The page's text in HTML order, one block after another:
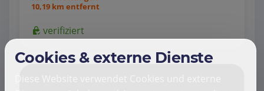
10,19 km entfernt
verifiziert
Cookies & externe Dienste